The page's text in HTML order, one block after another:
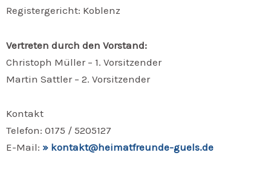
Registergericht: Koblenz
Vertreten durch den Vorstand:
Christoph Müller – 1. Vorsitzender
Martin Sattler – 2. Vorsitzender
Kontakt
Telefon: 0175 / 5205127
E-Mail: » kontakt@heimatfreunde-guels.de